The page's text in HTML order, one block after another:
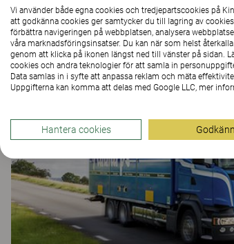
Vi använder både egna cookies och tredjepartscookies på
att godkänna cookies ger samtycker du till lagring av
förbättra navigeringen på webbplatsen, analysera
våra marknadsföringsinsatser. Du kan när som helst
genom att klicka på ikonen längst ned till vänster på sidan.
cookies och andra teknologier för att samla in
Data samlas in i syfte att anpassa reklam och mäta
Uppgifterna kan komma att delas med Google LLC, mer
Hantera cookies